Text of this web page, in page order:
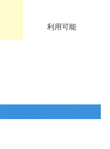
利用可能